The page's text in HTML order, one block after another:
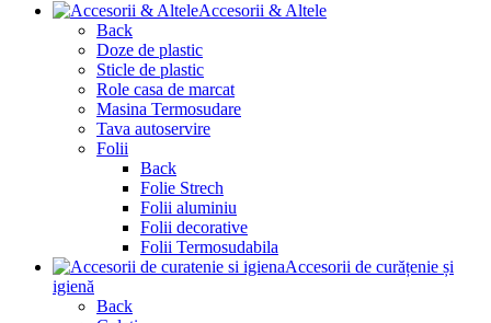
Accesorii & Altele
Back
Doze de plastic
Sticle de plastic
Role casa de marcat
Masina Termosudare
Tava autoservire
Folii
Back
Folie Strech
Folii aluminiu
Folii decorative
Folii Termosudabila
Accesorii de curățenie și
igienă
Back